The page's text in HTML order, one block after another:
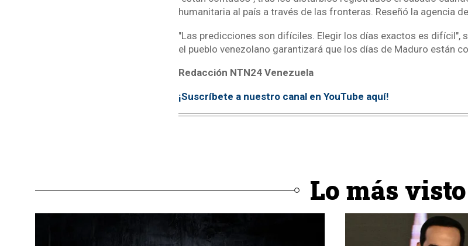
humanitaria al país a través de las fronteras. Reseñó la agencia
"Las predicciones son difíciles. Elegir los días exactos es difícil",
el pueblo venezolano garantizará que los días de Maduro están
Redacción NTN24 Venezuela
¡Suscríbete a nuestro canal en YouTube aquí!
Lo más visto